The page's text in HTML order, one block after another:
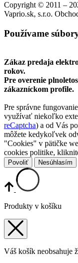
Copyright © 2011 –
Vaprio.sk, s.r.o.
Používame
Zákaz predaja
rokov.
Pre overenie
zákazníckom profile.
Pre správne
využívať niekoľko
reCaptcha) a od Vás
môžete kedykoľvek
"Cookies" v pätičke
cookies politike,
Povoliť Nesúhlasím
Produkty v košíku
Váš košík neobsahuje